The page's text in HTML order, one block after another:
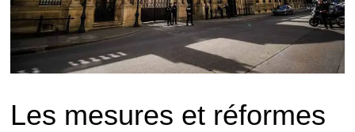
Les mesures et réformes